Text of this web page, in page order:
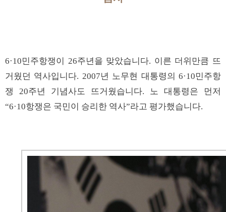
6·10민주항쟁이 26주년을 맞았습니다. 이른 더위만큼 뜨
거웠던 역사입니다. 2007년 노무현 대통령의 6·10민주항
쟁 20주년 기념사도 뜨거웠습니다. 노 대통령은 먼저
“6·10항쟁은 국민이 승리한 역사”라고 평가했습니다.